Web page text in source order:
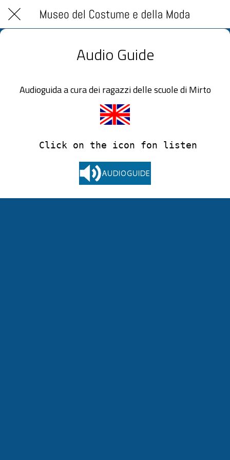
Audio Guide
Audioguida a cura dei ragazzi delle scuole di Mirto
Click on the icon fon listen